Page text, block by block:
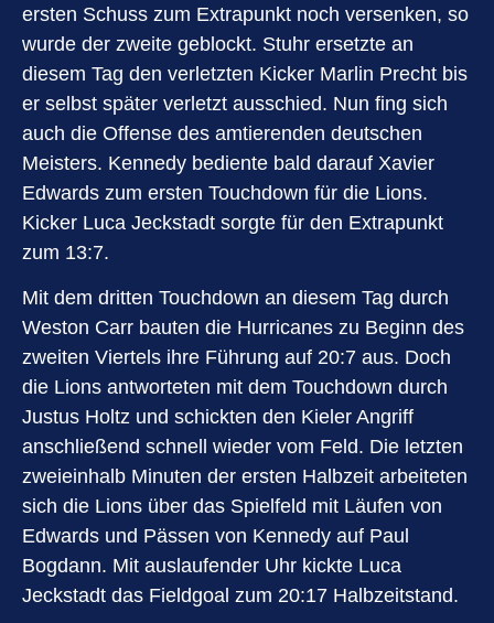
ersten Schuss zum Extrapunkt noch versenken, so
wurde der zweite geblockt. Stuhr ersetzte an
diesem Tag den verletzten Kicker Marlin Precht bis
er selbst später verletzt ausschied. Nun fing sich
auch die Offense des amtierenden deutschen
Meisters. Kennedy bediente bald darauf Xavier
Edwards zum ersten Touchdown für die Lions.
Kicker Luca Jeckstadt sorgte für den Extrapunkt
zum 13:7.
Mit dem dritten Touchdown an diesem Tag durch
Weston Carr bauten die Hurricanes zu Beginn des
zweiten Viertels ihre Führung auf 20:7 aus. Doch
die Lions antworteten mit dem Touchdown durch
Justus Holtz und schickten den Kieler Angriff
anschließend schnell wieder vom Feld. Die letzten
zweieinhalb Minuten der ersten Halbzeit arbeiteten
sich die Lions über das Spielfeld mit Läufen von
Edwards und Pässen von Kennedy auf Paul
Bogdann. Mit auslaufender Uhr kickte Luca
Jeckstadt das Fieldgoal zum 20:17 Halbzeitstand.